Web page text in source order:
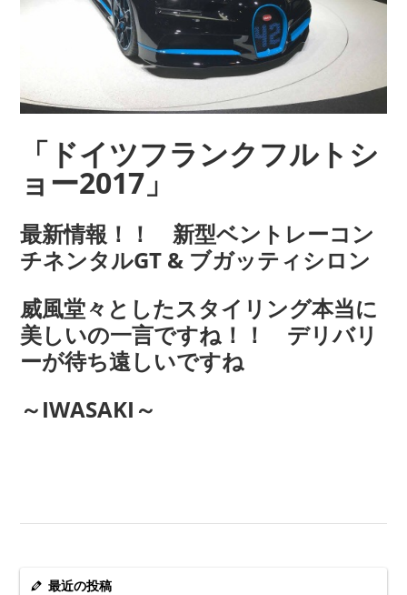
「ドイツフランクフルトシ
ョー2017」
最新情報！！ 新型ベントレーコン
チネンタルGT & ブガッティシロン
威風堂々としたスタイリング本当に
美しいの一言ですね！！ デリバリ
ーが待ち遠しいですね
～IWASAKI～
最近の投稿